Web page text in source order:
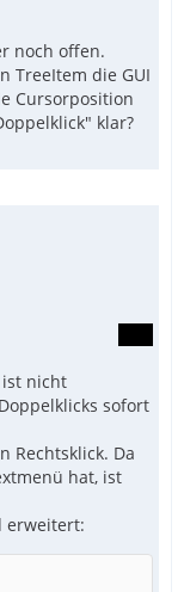
noch offen.
TreeItem die GUI
Cursorposition
klar?
ist nicht
sofort
Rechtsklick. Da
hat, ist
erweitert: